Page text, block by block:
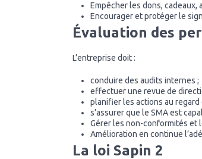
Empêcher les dons,
Encourager et protéger le
Évaluation des
L’entreprise doit :
conduire des audits internes ;
effectuer une revue de
planifier les actions au
s’assurer que le SMA est
Gérer les non-conformités et
Amélioration en continue
La loi Sapin 2